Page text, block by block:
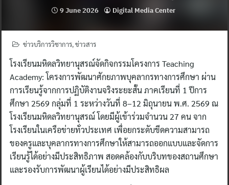
9 June 2026 Digital Media Center
ข่าวบริการวิชาการ,ข่าวสาร
โรงเรียนมหิดลวิทยานุสรณ์จัดกิจกรรมโครงการ Teaching
Academy: โครงการพัฒนาศักยภาพบุคลากรทางการศึกษา ผ่าน
การเรียนรู้จากการปฏิบัติงานจริงระยะสั้น ภาคเรียนที่ 1 ปีการ
ศึกษา 2569 กลุ่มที่ 1 ระหว่างวันที่ 8–12 มิถุนายน พ.ศ. 2569 ณ
โรงเรียนมหิดลวิทยานุสรณ์ โดยมีผู้เข้าร่วมจำนวน 27 คน จาก
โรงเรียนในเครือข่ายทั่วประเทศ เพื่อยกระดับขีดความสามารถ
ของครูและบุคลากรทางการศึกษาให้สามารถออกแบบและจัดการ
เรียนรู้ได้อย่างมีประสิทธิภาพ สอดคล้องกับบริบทของสถานศึกษา
และรองรับการพัฒนาผู้เรียนได้อย่างมีประสิทธิผล